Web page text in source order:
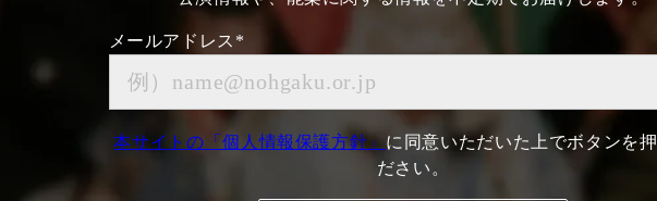
メールアドレス *
本サイトの「個人情報保護方針」 に同意いただいた上でボタンを
ださい。